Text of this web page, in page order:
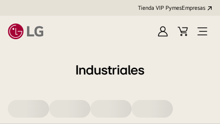
Tienda VIP PymesEmpresas
IniciarCart
Open
Industriales